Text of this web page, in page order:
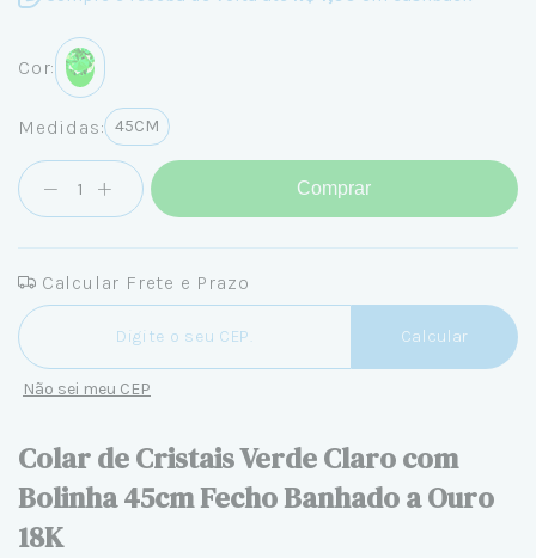
Cor:
Medidas: 45CM
Comprar
Calcular Frete e Prazo
Entregas para o CEP:
Calcular
Não sei meu CEP
Colar de Cristais Verde Claro com
Bolinha 45cm Fecho Banhado a Ouro
18K